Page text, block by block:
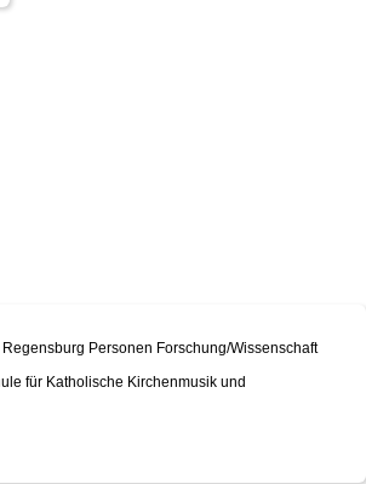
Personen Forschung/Wissenschaft
für Katholische Kirchenmusik und